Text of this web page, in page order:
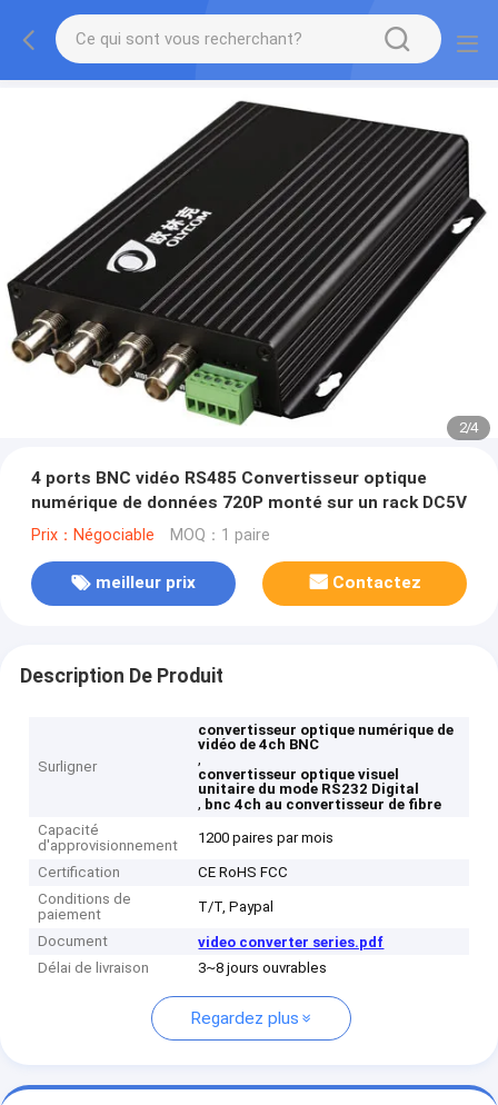
2/4
4 ports BNC vidéo RS485 Convertisseur optique
numérique de données 720P monté sur un rack DC5V
Prix：Négociable MOQ：1 paire
meilleur prix Contactez
Description De Produit
Surligner
convertisseur optique numérique de
vidéo de 4ch BNC
,
convertisseur optique visuel
unitaire du mode RS232 Digital
, bnc 4ch au convertisseur de fibre
Capacité
d'approvisionnement
1200 paires par mois
Certification
CE RoHS FCC
Conditions de
paiement
T/T, Paypal
Document
video converter series.pdf
Délai de livraison
3~8 jours ouvrables
Regardez plus